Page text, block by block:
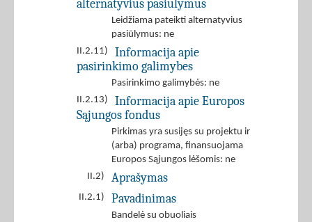
alternatyvius pasiūlymus
Leidžiama pateikti alternatyvius
pasiūlymus: ne
II.2.11)
Informacija apie
pasirinkimo galimybes
Pasirinkimo galimybės: ne
II.2.13)
Informacija apie Europos
Sąjungos fondus
Pirkimas yra susijęs su projektu ir
(arba) programa, finansuojama
Europos Sąjungos lėšomis: ne
II.2)
Aprašymas
II.2.1) Pavadinimas
Bandelė su obuoliais